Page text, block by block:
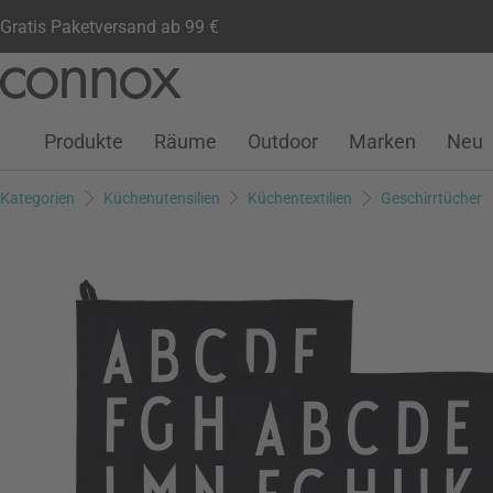
Gratis Paketversand ab 99 €
Seiteninhalt
Suchfeld
Kundenkonto
Wunschliste
Warenkorb
Produkte Räume Outdoor Marken Neu
Kategorien Küchenutensilien Küchentextilien Geschirrtücher